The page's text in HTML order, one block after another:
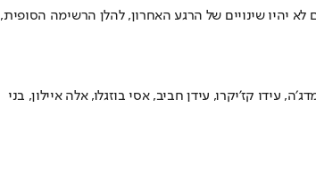
לא יהיו שינויים של הרגע האחרון, להלן הרשימה הסופית,
עידו קז'יקרו, עידן חביב, אסי בוזגלו, אלה איילון, בני